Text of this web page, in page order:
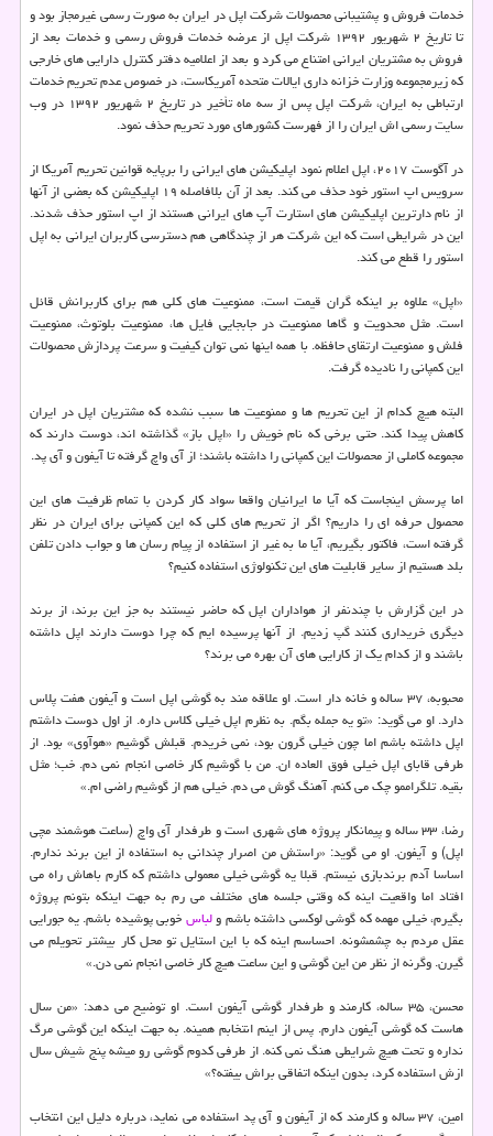
خدمات فروش و پشتیبانی محصولات شركت اپل در ایران به صورت رسمی غیرمجاز بود و
تا تاریخ ۲ شهریور ۱۳۹۲ شركت اپل از عرضه خدمات فروش رسمی و خدمات بعد از
فروش به مشتریان ایرانی امتناع می كرد و بعد از اعلامیه دفتر كنترل دارایی های خارجی
كه زیرمجموعه وزارت خزانه داری ایالات متحده آمریكاست، در خصوص عدم تحریم خدمات
ارتباطی به ایران، شركت اپل پس از سه ماه تأخیر در تاریخ ۲ شهریور ۱۳۹۲ در وب
سایت رسمی اش ایران را از فهرست كشورهای مورد تحریم حذف نمود.
در آگوست ۲۰۱۷، اپل اعلام نمود اپلیكیشن های ایرانی را برپایه قوانین تحریم آمریكا از
سرویس اپ استور خود حذف می كند. بعد از آن بلافاصله ۱۹ اپلیك‍یشن كه بعضی از آنها
از نام دارترین اپلیكیشن های استارت آپ های ایرانی هستند از اپ استور حذف شدند.
این در شرایطی است كه این شركت هر از چندگاهی هم دسترسی كاربران ایرانی به اپل
استور را قطع می كند.
«اپل» علاوه بر اینكه گران قیمت است، ممنوعیت های كلی هم برای كاربرانش قائل
است. مثل محدویت و گاها ممنوعیت در جابجایی فایل ها، ممنوعیت بلوتوث، ممنوعیت
فلش و ممنوعیت ارتقای حافظه. با همه اینها نمی توان كیفیت و سرعت پردازش محصولات
این كمپانی را نادیده گرفت.
البته هیچ كدام از این تحریم ها و ممنوعیت ها سبب نشده كه مشتریان اپل در ایران
كاهش پیدا كند. حتی برخی كه نام خویش را «اپل باز» گذاشته اند، دوست دارند كه
مجموعه كاملی از محصولات این كمپانی را داشته باشند؛ از آی واچ گرفته تا آیفون و آی پد.
اما پرسش اینجاست كه آیا ما ایرانیان واقعا سواد كار كردن با تمام ظرفیت های این
محصول حرفه ای را داریم؟ اگر از تحریم های كلی كه این كمپانی برای ایران در نظر
گرفته است، فاكتور بگیریم، آیا ما به غیر از استفاده از پیام رسان ها و جواب دادن تلفن
بلد هستیم از سایر قابلیت های این تكنولوژی استفاده كنیم؟
در این گزارش با چندنفر از هواداران اپل كه حاضر نیستند به جز این برند، از برند
دیگری خریداری كنند گپ زدیم. از آنها پرسیده ایم كه چرا دوست دارند اپل داشته
باشند و از كدام یك از كارایی های آن بهره می برند؟
محبوبه، ۳۷ ساله و خانه دار است. او علاقه مند به گوشی اپل است و آیفون هفت پلاس
دارد. او می گوید: «تو یه جمله بگم. به نظرم اپل خیلی كلاس داره. از اول دوست داشتم
اپل داشته باشم اما چون خیلی گرون بود، نمی خریدم. قبلش گوشیم «هوآوی» بود. از
طرفی قابای اپل خیلی فوق العاده ان. من با گوشیم كار خاصی انجام نمی دم. خب؛ مثل
بقیه. تلگراممو چك می كنم. آهنگ گوش می دم. خیلی هم از گوشیم راضی ام.»
رضا، ۳۳ ساله و پیمانكار پروژه های شهری است و طرفدار آی واچ (ساعت هوشمند مچی
اپل) و آیفون. او می گوید: «راستش من اصرار چندانی به استفاده از این برند ندارم.
اساسا آدم برندبازی نیستم. قبلا یه گوشی خیلی معمولی داشتم كه كارم باهاش راه می
افتاد اما واقعیت اینه كه وقتی جلسه های مختلف می رم به جهت اینكه بتونم پروژه
بگیرم، خیلی مهمه كه گوشی لوكسی داشته باشم ولباسخوبی پوشیده باشم. یه جورایی
عقل مردم به چشمشونه. احساسم اینه كه با این استایل تو محل كار بیشتر تحویلم می
گیرن. وگرنه از نظر من این گوشی و این ساعت هیچ كار خاصی انجام نمی دن.»
محسن، ۳۵ ساله، كارمند و طرفدار گوشی آیفون است. او توضیح می دهد: «من سال
هاست كه گوشی آیفون دارم. پس از اینم انتخابم همینه. به جهت اینكه این گوشی مرگ
نداره و تحت هیچ شرایطی هنگ نمی كنه. از طرفی كدوم گوشی رو میشه پنج شیش سال
ازش استفاده كرد، بدون اینكه اتفاقی براش بیفته؟»
امین، ۳۷ ساله و كارمند كه از آیفون و آی پد استفاده می نماید، درباره دلیل این انتخاب